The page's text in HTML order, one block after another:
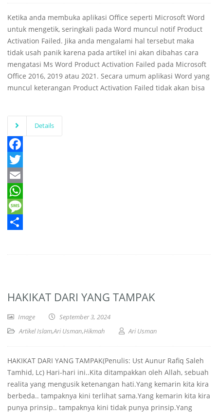
Ketika anda membuka aplikasi Office seperti Microsoft Word
untuk mengetik, seringkali pada Word muncul notif Product
Activation Failed. Jika anda mengalami hal tersebut maka
tidak usah panik karena pada artikel ini akan dibahas cara
mengatasi Ms Word Product Activation Failed pada Microsoft
Office 2016, 2019 atau 2021. Secara umum aplikasi Word yang
muncul keterangan Product Activation Failed tidak akan bisa
Details
Facebook
Twitter
Email
WhatsApp
Message
HAKIKAT DARI YANG TAMPAK
Image
September 3, 2024
Artikel Islam,Ari Usman,Hikmah Ari Usman
HAKIKAT DARI YANG TAMPAK(Penulis: Ust Aunur Rafiq Saleh
Tamhid, Lc) Hari-hari ini..Kita ditampakkan oleh Allah, sebuah
realita yang mengusik ketenangan hati.Yang kemarin kita kira
berbeda.. tampaknya kini terlihat sama.Yang kemarin kita kira
punya prinsip.. tampaknya kini tidak punya prinsip.Yang